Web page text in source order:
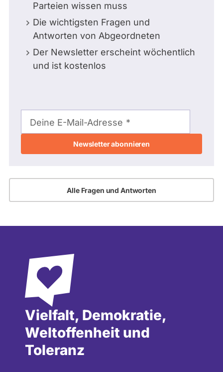
Parteien wissen muss
Die wichtigsten Fragen und
Antworten von Abgeordneten
Der Newsletter erscheint wöchentlich
und ist kostenlos
Mail-
Adresse
Deine E-Mail-Adresse
Alle Fragen und Antworten
Vielfalt, Demokratie,
Weltoffenheit und
Toleranz